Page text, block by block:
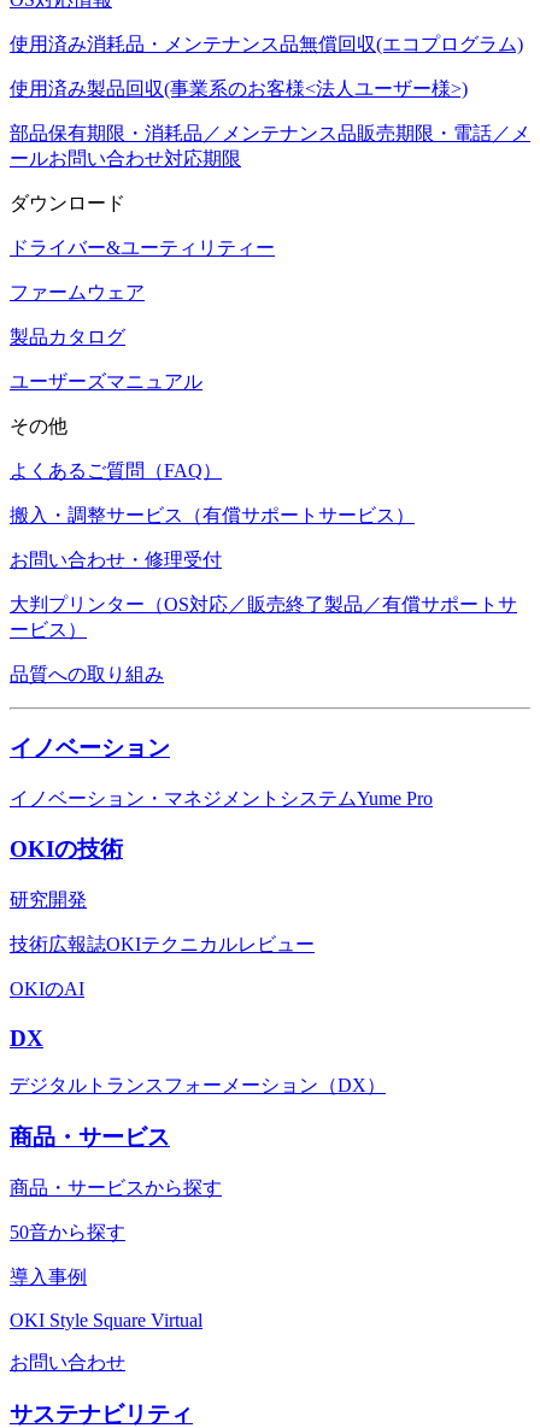
使用済み消耗品・メンテナンス品無償回収(エコプログラム)
使用済み製品回収(事業系のお客様<法人ユーザー様>)
部品保有期限・消耗品／メンテナンス品販売期限・電話／メ
ールお問い合わせ対応期限
ダウンロード
ドライバー&ユーティリティー
ファームウェア
製品カタログ
ユーザーズマニュアル
その他
よくあるご質問（FAQ）
搬入・調整サービス（有償サポートサービス）
お問い合わせ・修理受付
大判プリンター（OS対応／販売終了製品／有償サポートサ
ービス）
品質への取り組み
イノベーション
イノベーション・マネジメントシステムYume Pro
OKIの技術
研究開発
技術広報誌OKIテクニカルレビュー
OKIのAI
DX
デジタルトランスフォーメーション（DX）
商品・サービス
商品・サービスから探す
50音から探す
導入事例
OKI Style Square Virtual
お問い合わせ
サステナビリティ